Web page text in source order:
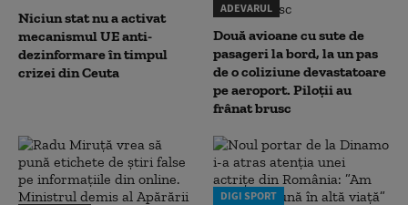
Niciun stat nu a activat
mecanismul UE anti-
dezinformare în timpul
crizei din Ceuta
ADEVARUL
Două avioane cu sute de
pasageri la bord, la un pas
de o coliziune devastatoare
pe aeroport. Piloții au
frânat brusc
DIGI SPORT